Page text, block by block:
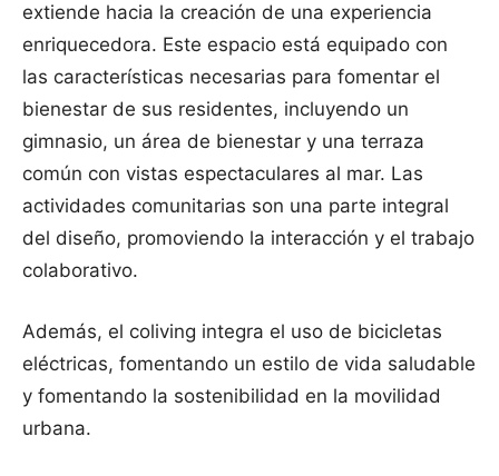
extiende hacia la creación de una experiencia
enriquecedora. Este espacio está equipado con
las características necesarias para fomentar el
bienestar de sus residentes, incluyendo un
gimnasio, un área de bienestar y una terraza
común con vistas espectaculares al mar. Las
actividades comunitarias son una parte integral
del diseño, promoviendo la interacción y el trabajo
colaborativo.
Además, el coliving integra el uso de bicicletas
eléctricas, fomentando un estilo de vida saludable
y fomentando la sostenibilidad en la movilidad
urbana.